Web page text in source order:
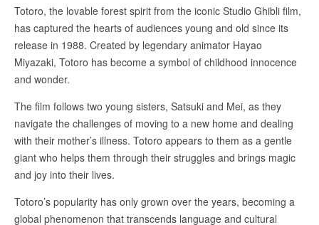
Totoro, the lovable forest spirit from the iconic Studio Ghibli film,
has captured the hearts of audiences young and old since its
release in 1988. Created by legendary animator Hayao
Miyazaki, Totoro has become a symbol of childhood innocence
and wonder.
The film follows two young sisters, Satsuki and Mei, as they
navigate the challenges of moving to a new home and dealing
with their mother’s illness. Totoro appears to them as a gentle
giant who helps them through their struggles and brings magic
and joy into their lives.
Totoro’s popularity has only grown over the years, becoming a
global phenomenon that transcends language and cultural